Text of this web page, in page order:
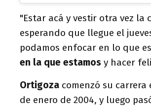
"Estar acá y vestir otra vez la
esperando que llegue el
podamos enfocar en lo que
en la que estamos y hacer
Ortigoza comenzó su carrera
de enero de 2004, y luego